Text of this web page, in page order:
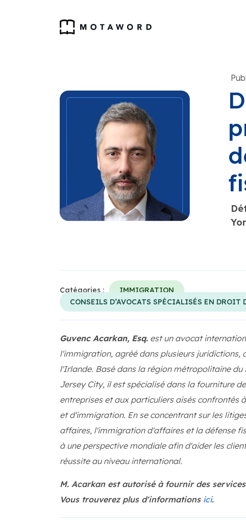
Catégories :
IMMIGRATION
CONSEILS D’AVOCATS SPÉCIALISÉS EN DROIT
Guvenc Acarkan, Esq.est un avocat
l'immigration, agréé dans plusieurs juridictions,
l'Irlande. Basé dans la région métropolitaine du
Jersey City, il est spécialisé dans la fourniture
entreprises et aux particuliers aisés confrontés
et d'immigration. En se concentrant sur les
affaires, l'immigration d'affaires et la défense
à une perspective mondiale afin d'aider les
réussite au niveau international.
M. Acarkan est autorisé à fournir des
Vous trouverez plus d'informations ici.